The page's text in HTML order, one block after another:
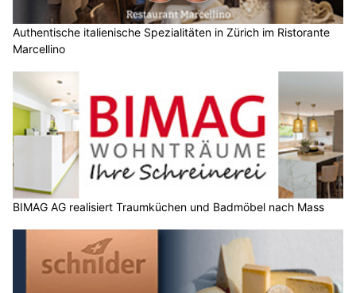
Authentische italienische Spezialitäten in Zürich im Ristorante
Marcellino
BIMAG AG realisiert Traumküchen und Badmöbel nach Mass